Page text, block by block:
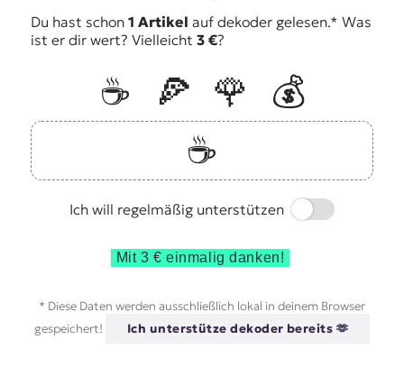
Du hast schon 1 Artikel auf dekoder gelesen.* Was
ist er dir wert? Vielleicht 3 €?
☕️ 🍕 🌹
💰
☕️
Ich will regelmäßig unterstützen
Switch
Mit 3 € einmalig danken!
* Diese Daten werden ausschließlich lokal in deinem Browser
gespeichert!
Ich unterstütze dekoder bereits 🫶